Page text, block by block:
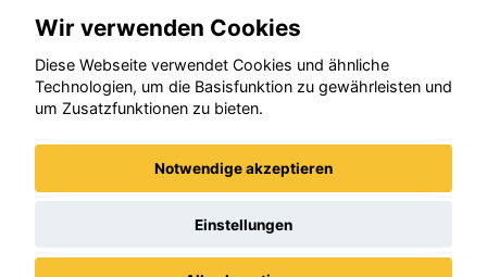
Wir verwenden Cookies
Diese Webseite verwendet Cookies und ähnliche
Technologien, um die Basisfunktion zu gewährleisten und
um Zusatzfunktionen zu bieten.
Notwendige akzeptieren
Einstellungen